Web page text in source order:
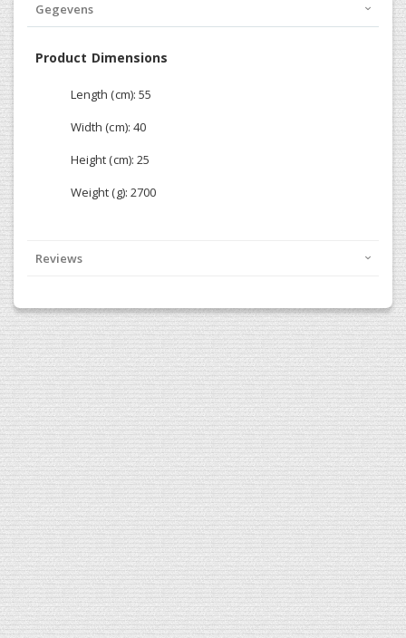
Gegevens
Product Dimensions
Length (cm): 55
Width (cm): 40
Height (cm): 25
Weight (g): 2700
Reviews